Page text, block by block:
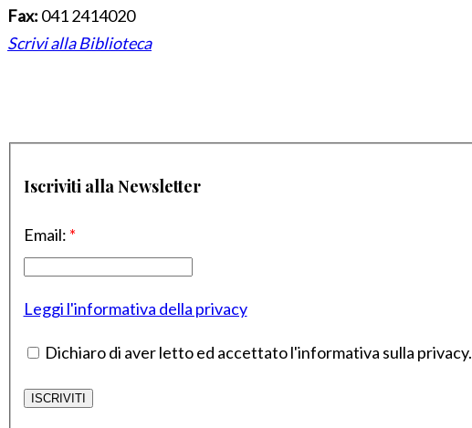
Fax: 041 2414020
Scrivi alla Biblioteca
Iscriviti alla Newsletter
Email: *
Leggi l'informativa della privacy
Dichiaro di aver letto ed accettato l'informativa sulla privacy.